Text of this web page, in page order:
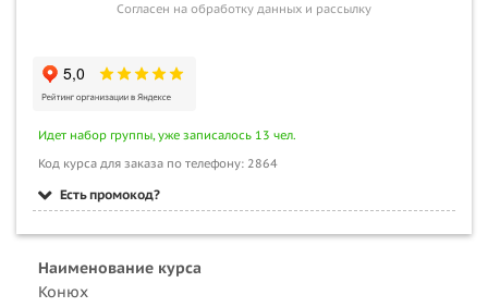
Согласен на обработку данных и рассылку
Идет набор группы, уже записалось 13 чел.
Код курса для заказа по телефону: 2864
Есть промокод?
Наименование курса
Конюх